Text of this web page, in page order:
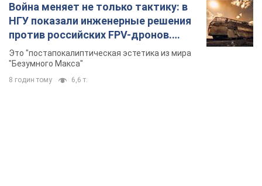
Война меняет не только тактику: в
НГУ показали инженерные решения
против российских FPV-дронов.
Фото
Это "постапокалиптическая эстетика из мира
"Безумного Макса"
8 годин тому 6,6 т.